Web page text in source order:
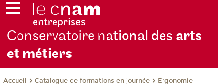
Conservatoire national des arts
et métiers
Accueil Catalogue de formations en journée Ergonomie